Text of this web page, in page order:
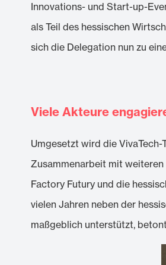
Innovations- und Start-up-
als Teil des hessischen
sich die Delegation nun zu
Viele Akteure
Umgesetzt wird die
Zusammenarbeit mit
Factory Futury und die
vielen Jahren neben der
maßgeblich unterstützt,